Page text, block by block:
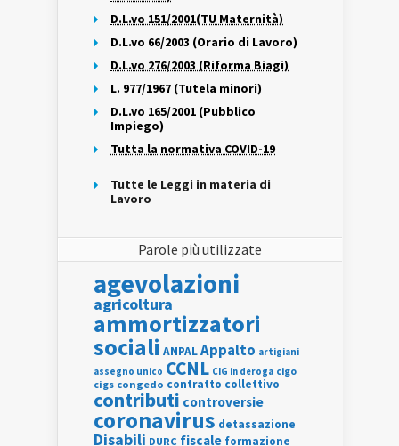
D.L.vo 151/2001(TU Maternità)
D.L.vo 66/2003 (Orario di Lavoro)
D.L.vo 276/2003 (Riforma Biagi)
L. 977/1967 (Tutela minori)
D.L.vo 165/2001 (Pubblico
Impiego)
Tutta la normativa COVID-19
Tutte le Leggi in materia di
Lavoro
Parole più utilizzate
agevolazioni
agricoltura
ammortizzatori
sociali ANPALAppalto artigiani
assegno unico CCNL CIG in deroga cigo
cigs congedo contratto collettivo
contributi controversie
coronavirus detassazione
Disabili DURC fiscale formazione